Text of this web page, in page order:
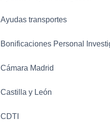
Ayudas transportes
Bonificaciones Personal
Cámara Madrid
Castilla y León
CDTI